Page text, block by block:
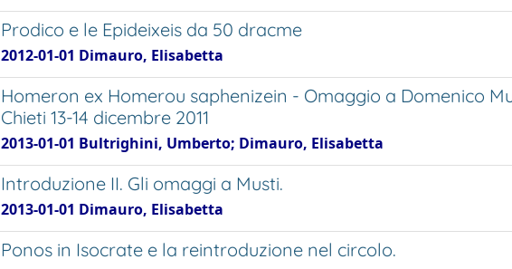
Prodico e le Epideixeis da 50 dracme
2012-01-01 Dimauro, Elisabetta
Homeron ex Homerou saphenizein - Omaggio a Domenico
Chieti 13-14 dicembre 2011
2013-01-01 Bultrighini, Umberto; Dimauro, Elisabetta
Introduzione II. Gli omaggi a Musti.
2013-01-01 Dimauro, Elisabetta
Ponos in Isocrate e la reintroduzione nel circolo.